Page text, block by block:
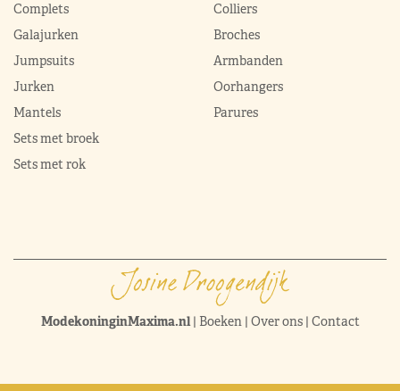
Complets
Galajurken
Jumpsuits
Jurken
Mantels
Sets met broek
Sets met rok
Colliers
Broches
Armbanden
Oorhangers
Parures
ModekoninginMaxima.nl| Boeken| Over ons| Contact